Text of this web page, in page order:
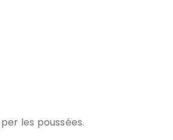
les poussées.